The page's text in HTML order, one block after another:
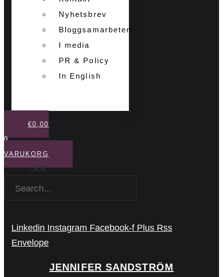
Nyhetsbrev
Bloggsamarbeten
I media
PR & Policy
In English
€0,00
0
VARUKORG
Sök
Linkedin Instagram Facebook-f Plus Rss
Envelope
JENNIFER SANDSTRÖM